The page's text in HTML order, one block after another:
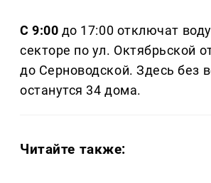
С 9:00 до 17:00 отключат
секторе по ул. Октябрьской
до Серноводской. Здесь без
останутся 34 дома.
Читайте также: